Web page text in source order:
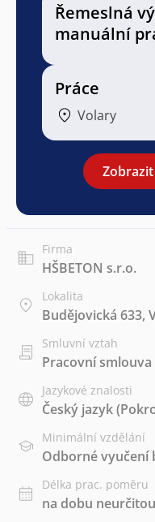
Řemeslná
manuální
Práce
Volary
Firma
HŠBETON s.r.o.
Lokalita
Budějovická 633,
Smluvní vztah
Pracovní smlouva
Jazykové znalosti
Český jazyk
Minimální vzdělání
Odborné vyučení
Délka prac. poměru
na dobu neurčitou